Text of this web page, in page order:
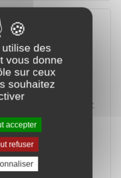
nécessaires pour voyager
du territoire (AST)
que membre de famille
des
vous donne
sur ceux
souhaitez
accepter
refuser